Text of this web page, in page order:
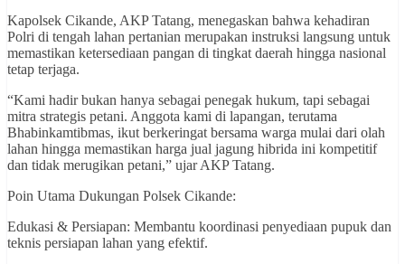
Kapolsek Cikande, AKP Tatang, menegaskan bahwa kehadiran
Polri di tengah lahan pertanian merupakan instruksi langsung untuk
memastikan ketersediaan pangan di tingkat daerah hingga nasional
tetap terjaga.
“Kami hadir bukan hanya sebagai penegak hukum, tapi sebagai
mitra strategis petani. Anggota kami di lapangan, terutama
Bhabinkamtibmas, ikut berkeringat bersama warga mulai dari olah
lahan hingga memastikan harga jual jagung hibrida ini kompetitif
dan tidak merugikan petani,” ujar AKP Tatang.
Poin Utama Dukungan Polsek Cikande:
Edukasi & Persiapan: Membantu koordinasi penyediaan pupuk dan
teknis persiapan lahan yang efektif.